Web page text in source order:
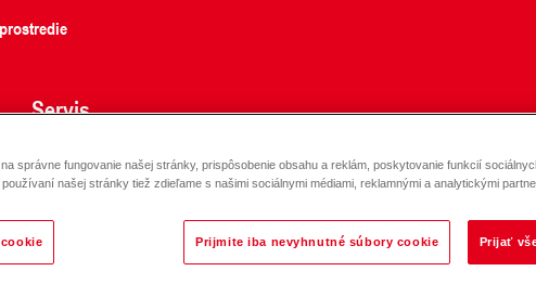
Servis
sada Zmiešavací okruh VL vľavo / (vpravo) DN 40-50
správne fungovanie našej stránky, prispôsobenie obsahu a reklám, poskytovanie funkcií
našej stránky tiež zdieľame s našimi sociálnymi médiami, reklamnými a analytickými
Prijmite iba nevyhnutné súbory cookie Prijať